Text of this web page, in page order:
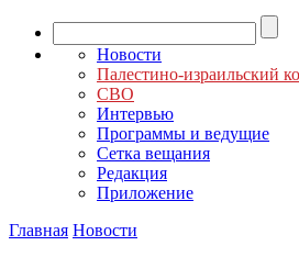
Новости
Палестино-израильский
СВО
Интервью
Программы и ведущие
Сетка вещания
Редакция
Приложение
Главная Новости